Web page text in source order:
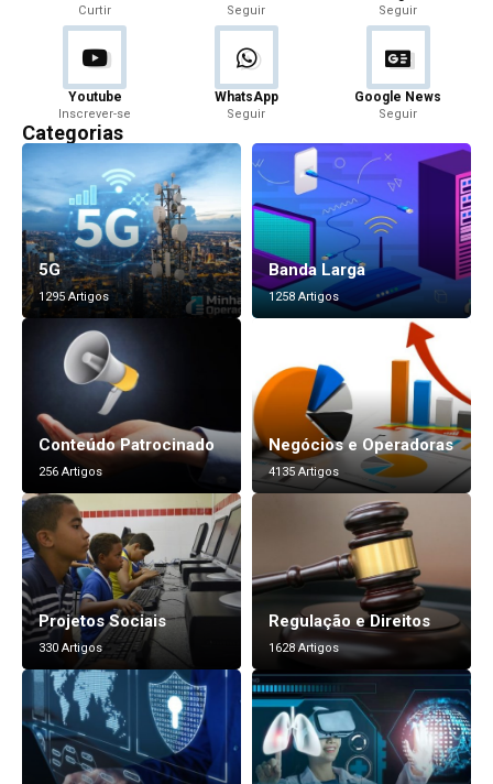
Curtir Seguir Seguir
Youtube
Inscrever-se
WhatsApp
Seguir
Google News
Seguir
Categorias
5G
1295 Artigos
Banda Larga
1258 Artigos
Conteúdo Patrocinado
256 Artigos
Negócios e Operadoras
4135 Artigos
Projetos Sociais
330 Artigos
Regulação e Direitos
1628 Artigos